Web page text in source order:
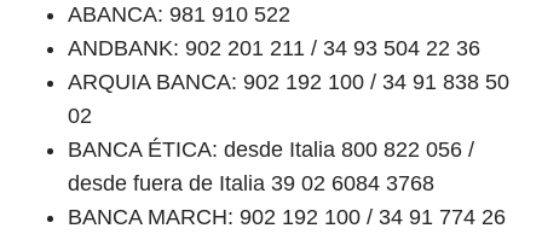
ABANCA: 981 910 522
ANDBANK: 902 201 211 / 34 93 504 22 36
ARQUIA BANCA: 902 192 100 / 34 91 838 50
02
BANCA ÉTICA: desde Italia 800 822 056 /
desde fuera de Italia 39 02 6084 3768
BANCA MARCH: 902 192 100 / 34 91 774 26